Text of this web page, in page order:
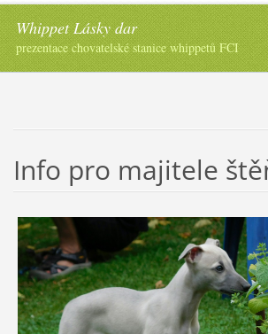
Whippet Lásky dar
prezentace chovatelské stanice whippetů FCI
Info pro majitele